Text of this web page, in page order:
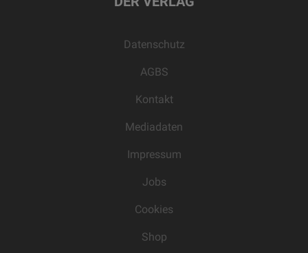
Datenschutz
AGBS
Kontakt
Mediadaten
Impressum
Jobs
Cookies
Shop